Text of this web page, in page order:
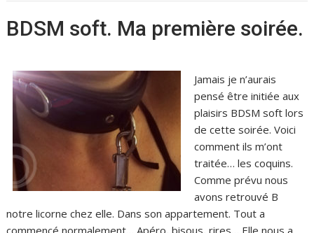
BDSM soft. Ma première soirée.
Jamais je n’aurais
pensé être initiée aux
plaisirs BDSM soft lors
de cette soirée. Voici
comment ils m’ont
traitée… les coquins.
Comme prévu nous
avons retrouvé B
notre licorne chez elle. Dans son appartement. Tout a
commencé normalement… Apéro, bisous, rires… Elle nous a